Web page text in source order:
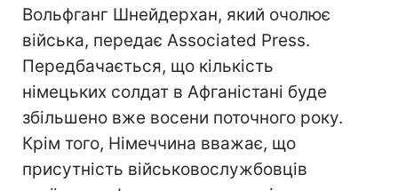
Вольфганг Шнейдерхан, який очолює
війська, передає Associated Press.
Передбачається, що кількість
німецьких солдат в Афганістані буде
збільшено вже восени поточного року.
Крім того, Німеччина вважає, що
присутність військовослужбовців